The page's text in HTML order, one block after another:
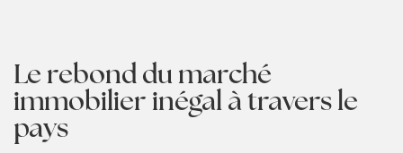
Le rebond du marché
immobilier inégal à travers le
pays